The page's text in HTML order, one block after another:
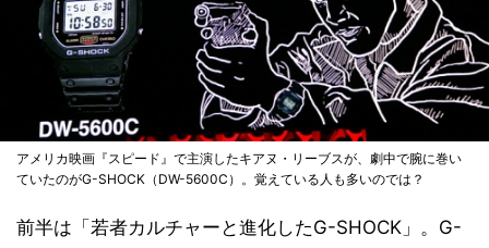
アメリカ映画『スピード』で主演したキアヌ・リーブスが、劇中で腕に巻い
ていたのがG-SHOCK（DW-5600C）。覚えている人も多いのでは？
前半は「若者カルチャーと進化したG-SHOCK」。G-